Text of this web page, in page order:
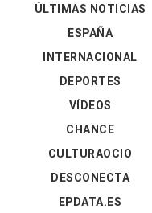
ÚLTIMAS NOTICIAS
ESPAÑA
INTERNACIONAL
DEPORTES
VÍDEOS
CHANCE
CULTURAOCIO
DESCONECTA
EPDATA.ES